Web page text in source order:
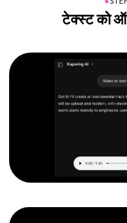
टेक्स्ट को